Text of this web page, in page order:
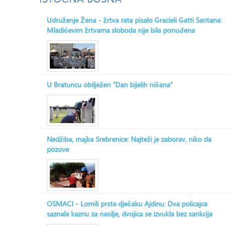
Udruženje Žena - žrtva rata pisalo Gracieli Gatti Santana:
Mladićevim žrtvama sloboda nije bila ponuđena
U Bratuncu obilježen "Dan bijelih nišana"
Nedžiba, majka Srebrenice: Najteži je zaborav, niko da
pozove
OSMACI - Lomili prste dječaku Ajdinu: Dva policajca
saznala kaznu za nasilje, dvojica se izvukla bez sankcija